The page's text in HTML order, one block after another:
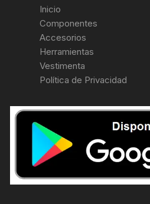
Inicio
Componentes
Accesorios
Herramientas
Vestimenta
Política de Privacidad